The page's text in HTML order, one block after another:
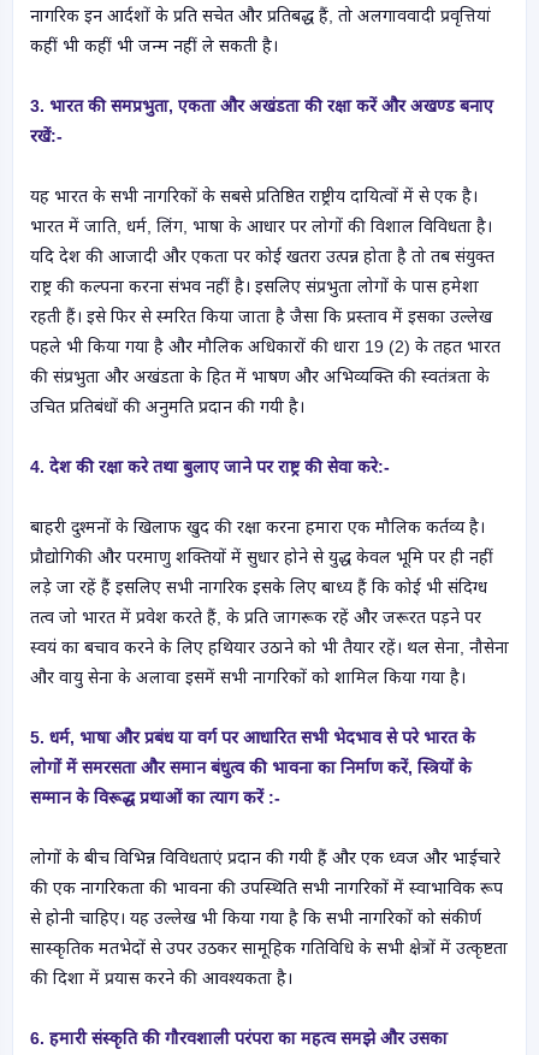
नागरिक इन आर्दशों के प्रति सचेत और प्रतिबद्ध हैं, तो अलगाववादी प्रवृत्तियां
कहीं भी कहीं भी जन्म नहीं ले सकती है।
3. भारत की समप्रभुता, एकता और अखंडता की रक्षा करें और अखण्ड बनाए
रखें:-
यह भारत के सभी नागरिकों के सबसे प्रतिष्ठित राष्ट्रीय दायित्वों में से एक है।
भारत में जाति, धर्म, लिंग, भाषा के आधार पर लोगों की विशाल विविधता है।
यदि देश की आजादी और एकता पर कोई खतरा उत्पन्न होता है तो तब संयुक्त
राष्ट्र की कल्पना करना संभव नहीं है। इसलिए संप्रभुता लोगों के पास हमेशा
रहती हैं। इसे फिर से स्मरित किया जाता है जैसा कि प्रस्ताव में इसका उल्लेख
पहले भी किया गया है और मौलिक अधिकारों की धारा 19 (2) के तहत भारत
की संप्रभुता और अखंडता के हित में भाषण और अभिव्यक्ति की स्वतंत्रता के
उचित प्रतिबंधों की अनुमति प्रदान की गयी है।
4. देश की रक्षा करे तथा बुलाए जाने पर राष्ट्र की सेवा करे:-
बाहरी दुश्मनों के खिलाफ खुद की रक्षा करना हमारा एक मौलिक कर्तव्य है।
प्रौद्योगिकी और परमाणु शक्तियों में सुधार होने से युद्ध केवल भूमि पर ही नहीं
लड़े जा रहें हैं इसलिए सभी नागरिक इसके लिए बाध्य हैं कि कोई भी संदिग्ध
तत्व जो भारत में प्रवेश करते हैं, के प्रति जागरूक रहें और जरूरत पड़ने पर
स्वयं का बचाव करने के लिए हथियार उठाने को भी तैयार रहें। थल सेना, नौसेना
और वायु सेना के अलावा इसमें सभी नागरिकों को शामिल किया गया है।
5. धर्म, भाषा और प्रबंध या वर्ग पर आधारित सभी भेदभाव से परे भारत के
लोगों में समरसता और समान बंधुत्व की भावना का निर्माण करें, स्त्रियों के
सम्मान के विरूद्ध प्रथाओं का त्याग करें :-
लोगों के बीच विभिन्न विविधताएं प्रदान की गयी हैं और एक ध्वज और भाईचारे
की एक नागरिकता की भावना की उपस्थिति सभी नागरिकों में स्वाभाविक रूप
से होनी चाहिए। यह उल्लेख भी किया गया है कि सभी नागरिकों को संकीर्ण
सास्कृतिक मतभेदों से उपर उठकर सामूहिक गतिविधि के सभी क्षेत्रों में उत्कृष्टता
की दिशा में प्रयास करने की आवश्यकता है।
6. हमारी संस्कृति की गौरवशाली परंपरा का महत्व समझे और उसका